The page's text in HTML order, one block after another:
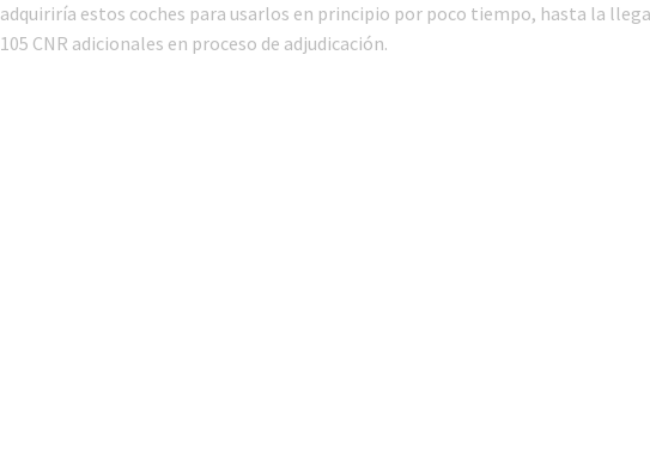
adquiriría estos coches para usarlos en principio por poco tiempo, hasta la
105 CNR adicionales en proceso de adjudicación.